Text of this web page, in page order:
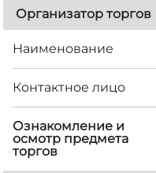
Организатор торгов
Наименование
Контактное лицо
Ознакомление и
осмотр предмета
торгов